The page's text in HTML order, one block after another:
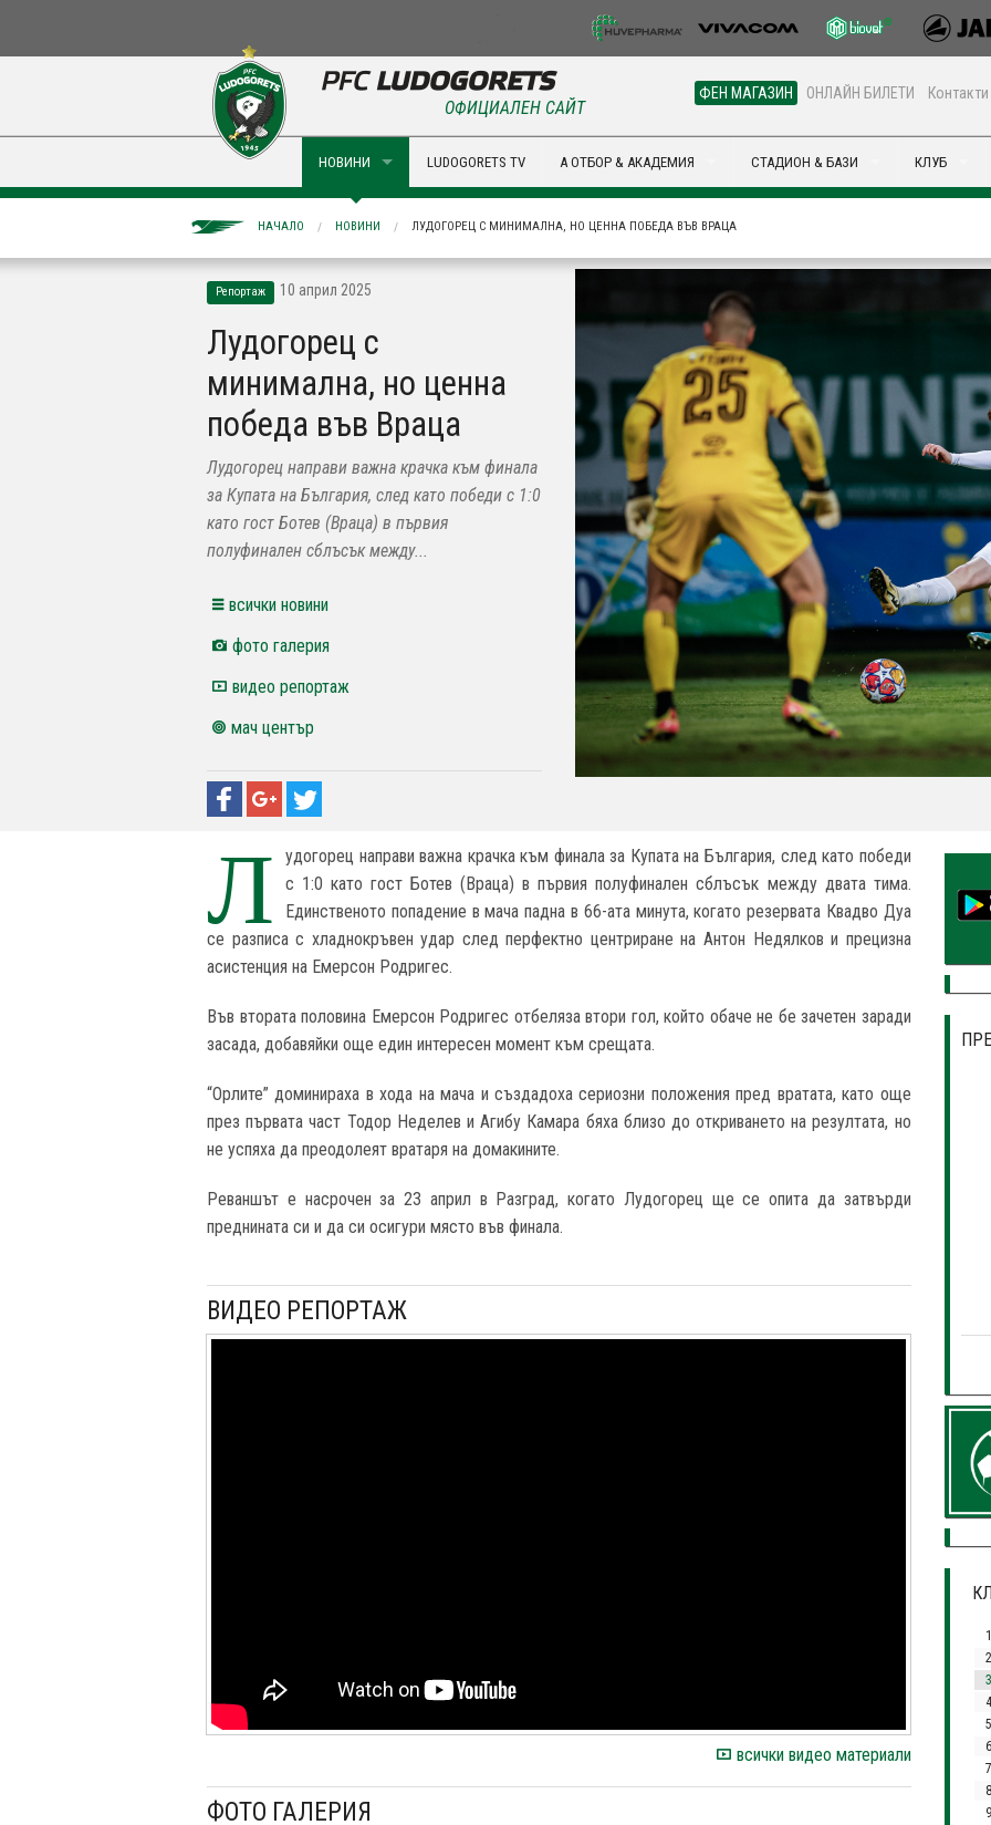
ФЕН МАГАЗИН ОНЛАЙН БИЛЕТИ Контакти
ОФИЦИАЛЕН САЙТ
НОВИНИ LUDOGORETS TV А ОТБОР & АКАДЕМИЯ СТАДИОН & БАЗИ КЛУБ
НАЧАЛО НОВИНИ ЛУДОГОРЕЦ С МИНИМАЛНА, НО ЦЕННА ПОБЕДА ВЪВ ВРАЦА
Репортаж 10 април 2025
Лудогорец с
минимална, но ценна
победа във Враца
Лудогорец направи важна крачка към финала
за Купата на България, след като победи с 1:0
като гост Ботев (Враца) в първия
полуфинален сблъсък между...
всички новини
фото галерия
видео репортаж
мач център
Л
удогорец направи важна крачка към финала за Купата на България, след като победи
с 1:0 като гост Ботев (Враца) в първия полуфинален сблъсък между двата тима.
Единственото попадение в мача падна в 66-ата минута, когато резервата Квадво Дуа
се разписа с хладнокръвен удар след перфектно центриране на Антон Недялков и прецизна
асистенция на Емерсон Родригес.
Във втората половина Емерсон Родригес отбеляза втори гол, който обаче не бе зачетен заради
засада, добавяйки още един интересен момент към срещата.
“Орлите” доминираха в хода на мача и създадоха сериозни положения пред вратата, като още
през първата част Тодор Неделев и Агибу Камара бяха близо до откриването на резултата, но
не успяха да преодолеят вратаря на домакините.
Реваншът е насрочен за 23 април в Разград, когато Лудогорец ще се опита да затвърди
преднината си и да си осигури място във финала.
ВИДЕО РЕПОРТАЖ
всички видео материали
ФОТО ГАЛЕРИЯ